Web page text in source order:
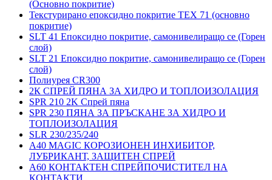
(Основно покритие)
Текстурирано епоксидно покритие TEX 71 (основно
покритие)
SLT 41 Епоксидно покритие, самонивелиращо се (Горен
слой)
SLT 21 Епоксидно покритие, самонивелиращо се (Горен
слой)
Полиурея CR300
2К СПРЕЙ ПЯНА ЗА ХИДРО И ТОПЛОИЗОЛАЦИЯ
SPR 210 2K Спрей пяна
SPR 230 ПЯНА ЗА ПРЪСКАНЕ ЗА ХИДРО И
ТОПЛОИЗОЛАЦИЯ
SLR 230/235/240
A40 MAGIC КОРОЗИОНЕН ИНХИБИТОР,
ЛУБРИКАНТ, ЗАЩИТЕН СПРЕЙ
A60 КОНТАКТЕН СПРЕЙПОЧИСТИТЕЛ НА
КОНТАКТИ